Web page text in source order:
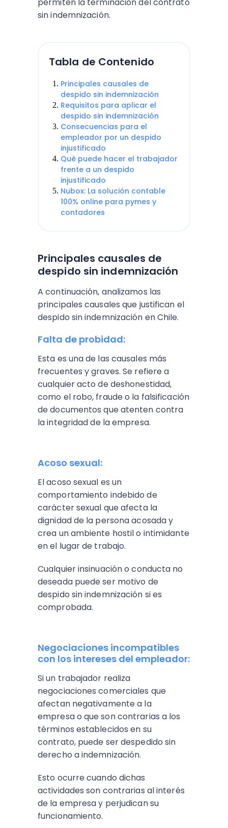
sin indemnización​.
Tabla de Contenido
Principales causales de
despido sin indemnización
Requisitos para aplicar el
despido sin indemnización
Consecuencias para el
empleador por un despido
injustificado
Qué puede hacer el trabajador
frente a un despido
injustificado
Nubox: La solución contable
100% online para pymes y
contadores
Principales causales de
despido sin indemnización
A continuación, analizamos las
principales causales que justifican el
despido sin indemnización en Chile.
Falta de probidad:
Esta es una de las causales más
frecuentes y graves. Se refiere a
cualquier acto de deshonestidad,
como el robo, fraude o la falsificación
de documentos que atenten contra
la integridad de la empresa.
Acoso sexual:
El acoso sexual es un
comportamiento indebido de
carácter sexual que afecta la
dignidad de la persona acosada y
crea un ambiente hostil o intimidante
en el lugar de trabajo.
Cualquier insinuación o conducta no
deseada puede ser motivo de
despido sin indemnización si es
comprobada​.
Negociaciones incompatibles
con los intereses del empleador:
Si un trabajador realiza
negociaciones comerciales que
afectan negativamente a la
empresa o que son contrarias a los
términos establecidos en su
contrato, puede ser despedido sin
derecho a indemnización.
Esto ocurre cuando dichas
actividades son contrarias al interés
de la empresa y perjudican su
funcionamiento​.